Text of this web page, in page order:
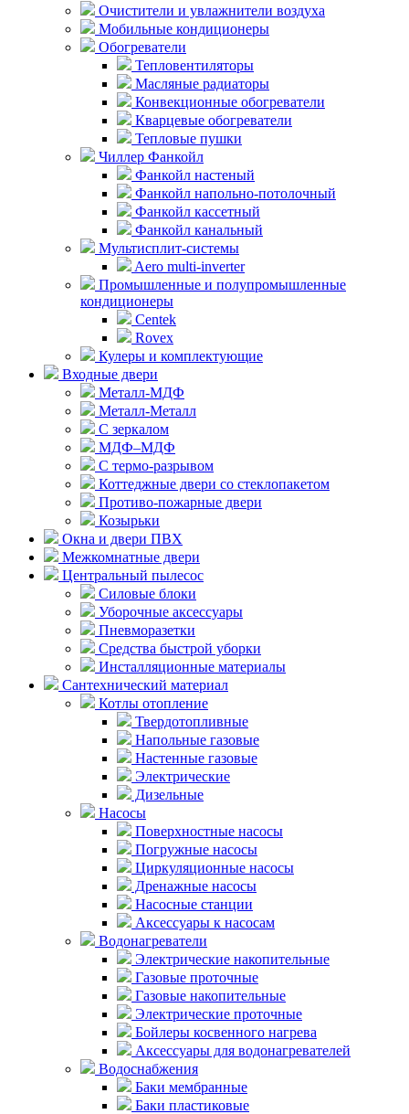
Очистители и увлажнители воздуха
Мобильные кондиционеры
Обогреватели
Тепловентиляторы
Масляные радиаторы
Конвекционные обогреватели
Кварцевые обогреватели
Тепловые пушки
Чиллер Фанкойл
Фанкойл настеный
Фанкойл напольно-потолочный
Фанкойл кассетный
Фанкойл канальный
Мультисплит-системы
Aero multi-inverter
Промышленные и полупромышленные
кондиционеры
Centek
Rovex
Кулеры и комплектующие
Входные двери
Металл-МДФ
Металл-Металл
С зеркалом
МДФ–МДФ
С термо-разрывом
Коттеджные двери со стеклопакетом
Противо-пожарные двери
Козырьки
Окна и двери ПВХ
Межкомнатные двери
Центральный пылесос
Силовые блоки
Уборочные аксессуары
Пневморазетки
Средства быстрой уборки
Инсталляционные материалы
Сантехнический материал
Котлы отопление
Твердотопливные
Напольные газовые
Настенные газовые
Электрические
Дизельные
Насосы
Поверхностные насосы
Погружные насосы
Циркуляционные насосы
Дренажные насосы
Насосные станции
Аксессуары к насосам
Водонагреватели
Электрические накопительные
Газовые проточные
Газовые накопительные
Электрические проточные
Бойлеры косвенного нагрева
Аксессуары для водонагревателей
Водоснабжения
Баки мембранные
Баки пластиковые